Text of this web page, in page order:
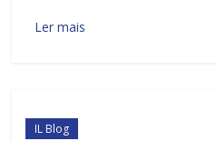
Ler mais
IL Blog